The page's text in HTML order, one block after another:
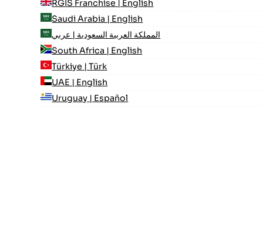
RGIS Franchise | English
Saudi Arabia | English
المملكة العربية السعودية | عربي
South Africa | English
Türkiye | Türk
UAE | English
Uruguay | Español